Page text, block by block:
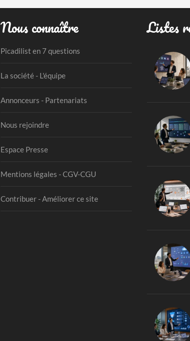
Nous connaître
Picadilist en 7 questions
La société - L'équipe
Annonceurs - Partenariats
Nous rejoindre
Espace Presse
Mentions légales - CGV-CGU
Contribuer - Améliorer ce site
Listes